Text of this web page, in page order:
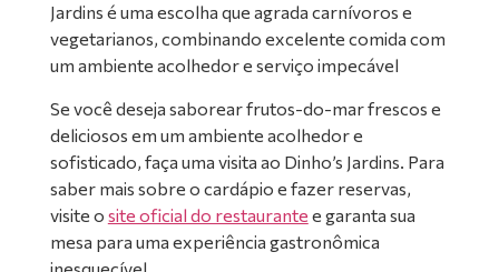
Jardins é uma escolha que agrada carnívoros e
vegetarianos, combinando excelente comida com
um ambiente acolhedor e serviço impecável
Se você deseja saborear frutos-do-mar frescos e
deliciosos em um ambiente acolhedor e
sofisticado, faça uma visita ao Dinho’s Jardins. Para
saber mais sobre o cardápio e fazer reservas,
visite o site oficial do restaurante e garanta sua
mesa para uma experiência gastronômica
inesquecível.